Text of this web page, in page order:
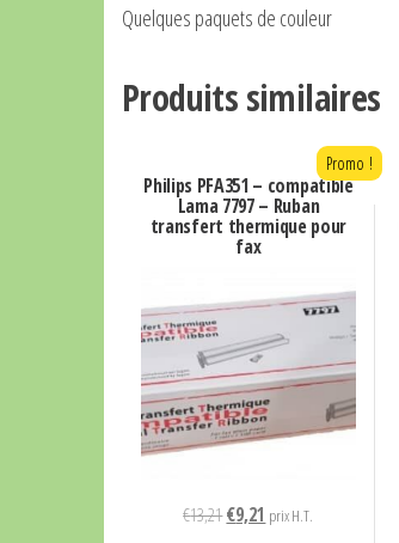
Quelques paquets de couleur
Produits similaires
Philips PFA351 – compatible
Lama 7797 – Ruban
transfert thermique pour
fax
Promo !
€13,21Le
€9,21 Le
prix H.T.